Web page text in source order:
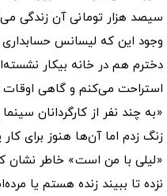
سیصد هزار تومانی آن زندگی
وجود این که لیسانس
دخترم هم در خانه بیکار
استراحت می‌کنم و گاهی اوقات
«به چند نفر از کارگردانان
زنگ زدم اما آن‌ها هنوز برای کار
«لیلی با من است» خاطر نشان
نزده تا ببیند زنده هستم یا